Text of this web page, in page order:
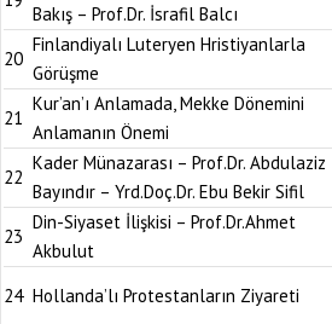
Bakış – Prof.Dr. İsrafil Balcı
20
Finlandiyalı Luteryen Hristiyanlarla
Görüşme
21
Kur’an’ı Anlamada, Mekke Dönemini
Anlamanın Önemi
22
Kader Münazarası – Prof.Dr. Abdulaziz
Bayındır – Yrd.Doç.Dr. Ebu Bekir Sifil
23
Din-Siyaset İlişkisi – Prof.Dr.Ahmet
Akbulut
24 Hollanda’lı Protestanların Ziyareti